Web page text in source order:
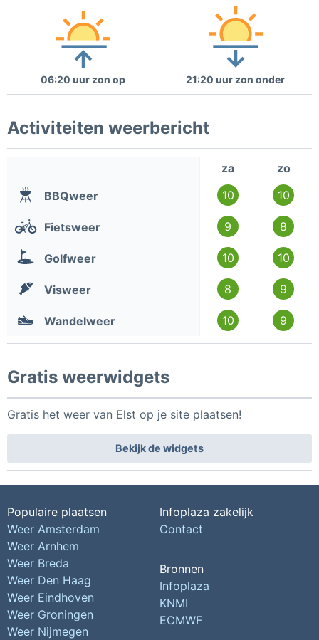
06:20 uur zon op 21:20 uur zon onder
Activiteiten weerbericht
za
zo
BBQweer
10 10
Fietsweer 9 8
Golfweer 10 10
Visweer 8 9
Wandelweer 10 9
Gratis weerwidgets
Gratis het weer van Elst op je site plaatsen!
Bekijk de widgets
Populaire plaatsen
Weer Amsterdam
Weer Arnhem
Weer Breda
Weer Den Haag
Weer Eindhoven
Weer Groningen
Weer Nijmegen
Infoplaza zakelijk
Contact
Bronnen
Infoplaza
KNMI
ECMWF